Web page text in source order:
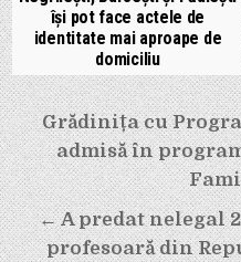
își pot face actele de
identitate mai aproape de
domiciliu
Navigare
în
articole
Grădinița cu
admisă în
← A predat nelegal
profesoară din